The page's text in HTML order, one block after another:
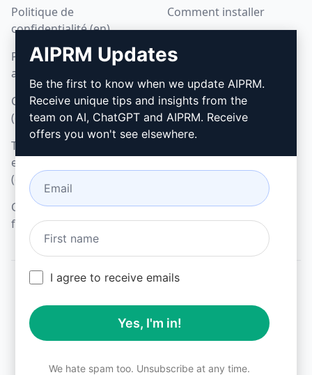
Politique de
confidentialité (en)
Politique d'utilisation
acceptable (en)
Conditions d'utilisation
(en)
Termes relatifs aux
extensions de navigateur
(en)
Conditions de
facturation (en)
Comment installer
All logos, trademarks, and registered trademarks are the
property of their respective owners.
AIPRM and other related brand names are registered
laws.
AIPRM Updates
Be the first to know when we update AIPRM.
Receive unique tips and insights from the
team on AI, ChatGPT and AIPRM. Receive
offers you won't see elsewhere.
I agree to receive emails
Yes, I'm in!
We hate spam too. Unsubscribe at any time.